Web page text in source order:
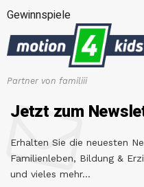
Gewinnspiele
Partner von familiii
Jetzt zum
Erhalten Sie die neuesten
Familienleben, Bildung &
und vieles mehr...